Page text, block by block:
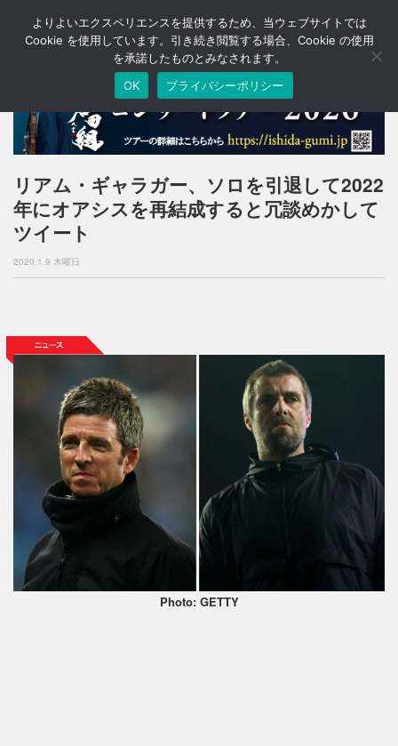
T
o
a
v
i
g
a
n
リアム・ギャラガー、ソロを引退して2022
年にオアシスを再結成すると冗談めかして
ツイート
2020.1.9 木曜日
Photo: GETTY
よりよいエクスペリエンスを提供するため、当ウェブサイトでは
Cookie を使用しています。引き続き閲覧する場合、Cookie の使用
を承諾したものとみなされます。
OK
プライバシーポリシー